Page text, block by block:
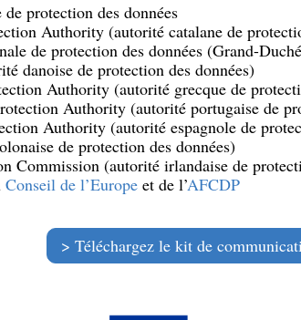
protection des données
Authority (autorité catalane de
de protection des données (Grand-
danoise de protection des données)
Authority (autorité grecque de
Authority (autorité portugaise de
Authority (autorité espagnole de
de protection des données)
Commission (autorité irlandaise de
Conseil de l’Europeet de l’AFCDP
Téléchargez le kit de